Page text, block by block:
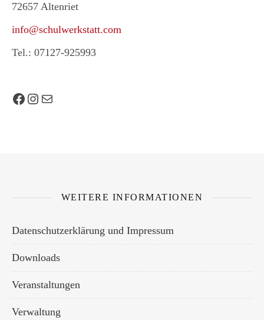
72657 Altenriet
info@schulwerkstatt.com
Tel.: 07127-925993
Facebook
Instagram
E-Mail
WEITERE INFORMATIONEN
Datenschutzerklärung und Impressum
Downloads
Veranstaltungen
Verwaltung